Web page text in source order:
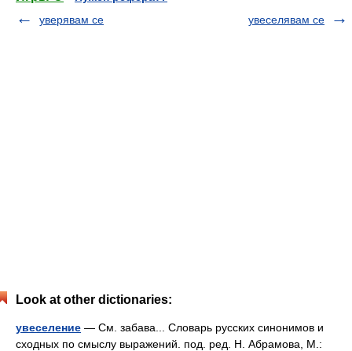
уверявам се
увеселявам се
Look at other dictionaries:
увеселение — См. забава... Словарь русских синонимов и
сходных по смыслу выражений. под. ред. Н. Абрамова, М.: